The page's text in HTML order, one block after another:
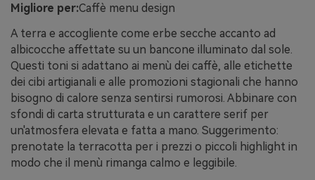
Migliore per:Caffè menu design
A terra e accogliente come erbe secche accanto ad
albicocche affettate su un bancone illuminato dal sole.
Questi toni si adattano ai menù dei caffè, alle etichette
dei cibi artigianali e alle promozioni stagionali che hanno
bisogno di calore senza sentirsi rumorosi. Abbinare con
sfondi di carta strutturata e un carattere serif per
un'atmosfera elevata e fatta a mano. Suggerimento:
prenotate la terracotta per i prezzi o piccoli highlight in
modo che il menù rimanga calmo e leggibile.